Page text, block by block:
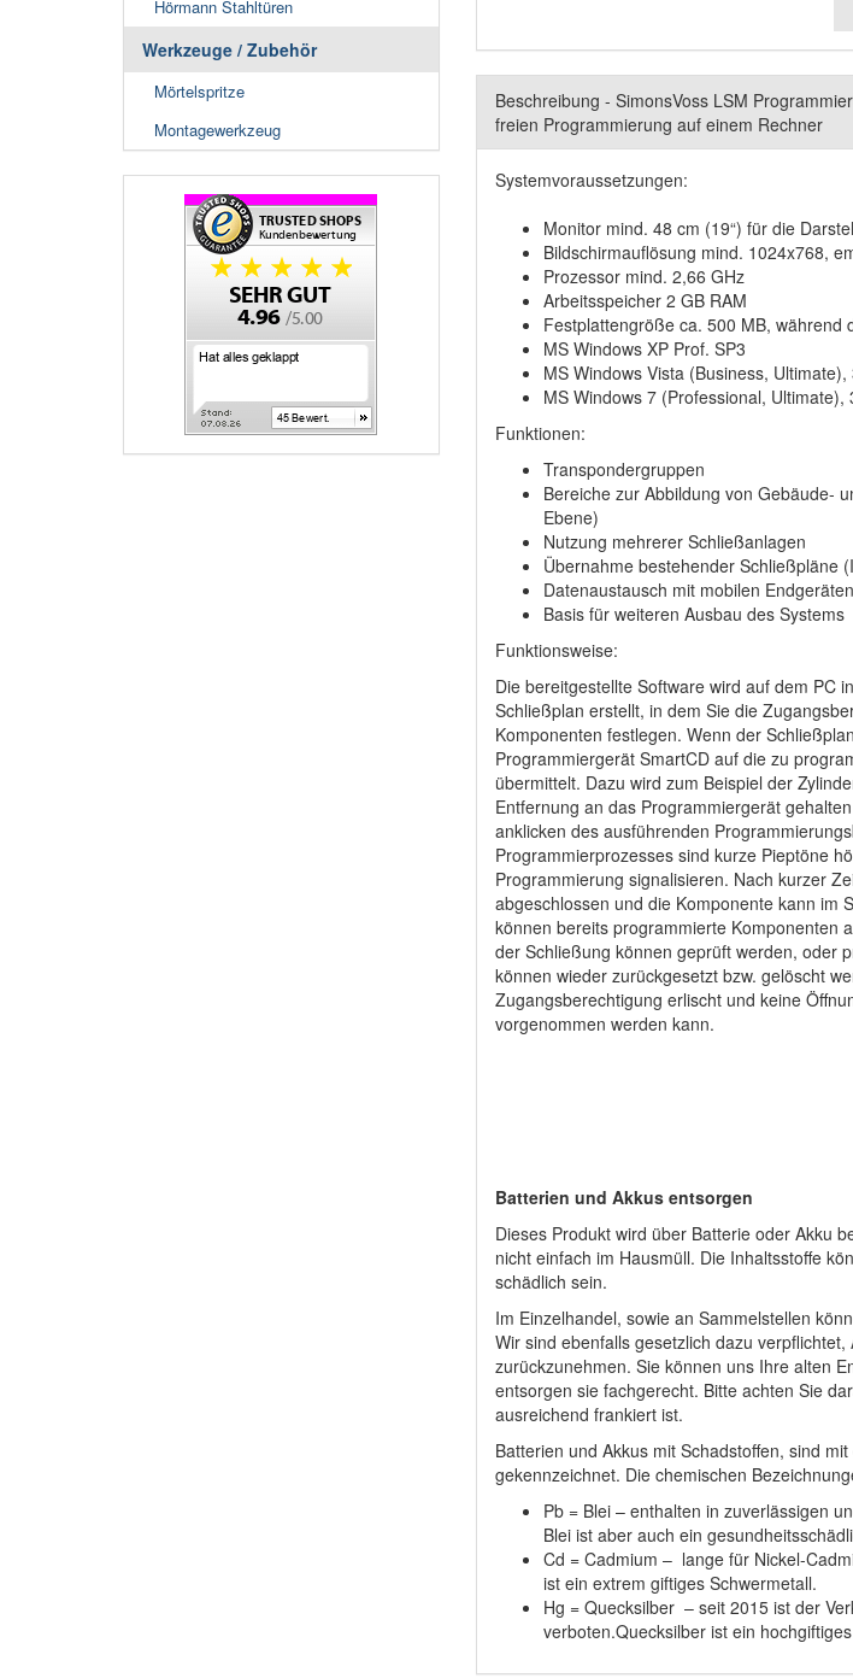
Hörmann Stahltüren
Werkzeuge / Zubehör
Mörtelspritze
Montagewerkzeug
Beschreibung - SimonsVoss LSM
freien Programmierung auf einem Rechner
Systemvoraussetzungen:
Monitor mind. 48 cm (19“) für die
Bildschirmauflösung mind. 1024x768,
Prozessor mind. 2,66 GHz
Arbeitsspeicher 2 GB RAM
Festplattengröße ca. 500 MB, während
MS Windows XP Prof. SP3
MS Windows Vista (Business,
MS Windows 7 (Professional, Ultimate),
Funktionen:
Transpondergruppen
Bereiche zur Abbildung von Gebäude-
Ebene)
Nutzung mehrerer Schließanlagen
Übernahme bestehender Schließpläne
Datenaustausch mit mobilen
Basis für weiteren Ausbau des Systems
Funktionsweise:
Die bereitgestellte Software wird auf dem PC
Schließplan erstellt, in dem Sie die
Komponenten festlegen. Wenn der
Programmiergerät SmartCD auf die zu
übermittelt. Dazu wird zum Beispiel der
Entfernung an das Programmiergerät
anklicken des ausführenden
Programmierprozesses sind kurze Pieptöne
Programmierung signalisieren. Nach kurzer
abgeschlossen und die Komponente kann im
können bereits programmierte Komponenten
der Schließung können geprüft werden, oder
können wieder zurückgesetzt bzw. gelöscht
Zugangsberechtigung erlischt und keine
vorgenommen werden kann.
Batterien und Akkus entsorgen
Dieses Produkt wird über Batterie oder Akku
nicht einfach im Hausmüll. Die Inhaltsstoffe
schädlich sein.
Im Einzelhandel, sowie an Sammelstellen
Wir sind ebenfalls gesetzlich dazu verpflichtet,
zurückzunehmen. Sie können uns Ihre alten
entsorgen sie fachgerecht. Bitte achten Sie
ausreichend frankiert ist.
Batterien und Akkus mit Schadstoffen, sind
gekennzeichnet. Die chemischen
Pb = Blei – enthalten in zuverlässigen
Blei ist aber auch ein
Cd = Cadmium – lange für Nickel-
ist ein extrem giftiges Schwermetall.
Hg = Quecksilber – seit 2015 ist der
verboten.Quecksilber ist ein